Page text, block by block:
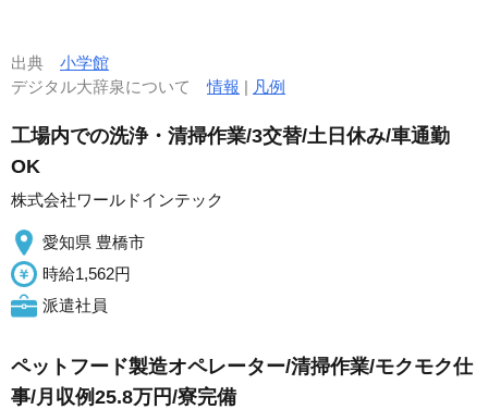
出典 小学館
デジタル大辞泉について情報 | 凡例
工場内での洗浄・清掃作業/3交替/土日休み/車通勤
OK
株式会社ワールドインテック
愛知県 豊橋市
時給1,562円
派遣社員
ペットフード製造オペレーター/清掃作業/モクモク仕
事/月収例25.8万円/寮完備